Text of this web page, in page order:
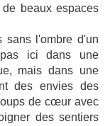
beaux espaces
sans l'ombre d'un
pas ici dans une
mais dans une
des envies des
de cœur avec
des sentiers